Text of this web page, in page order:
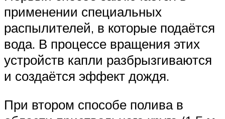
применении специальных
распылителей, в которые подаётся
вода. В процессе вращения этих
устройств капли разбрызгиваются
и создаётся эффект дождя.
При втором способе полива в